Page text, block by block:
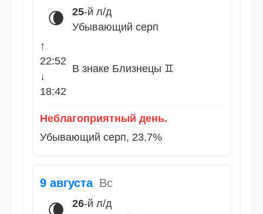
🌘 25-й л/д
Убывающий серп
↑
22:52
↓
18:42
В знаке Близнецы ♊
Неблагоприятный день.
Убывающий серп, 23.7%
9 августа Вс
🌘 26-й л/д